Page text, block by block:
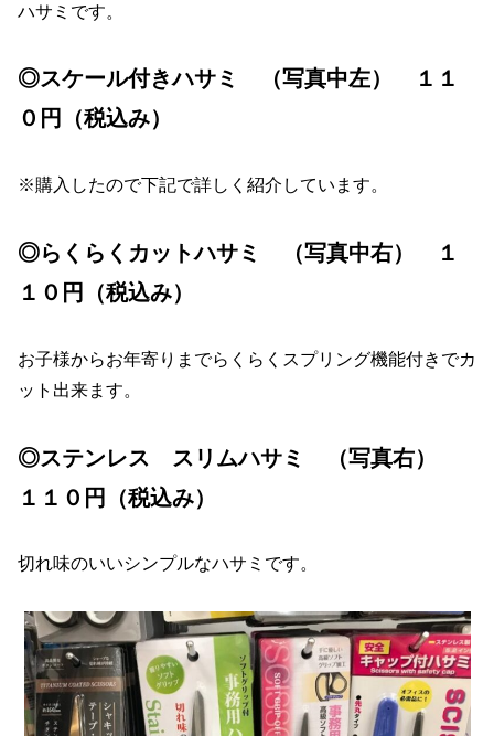
ハサミです。
◎スケール付きハサミ （写真中左） １１
０円（税込み）
※購入したので下記で詳しく紹介しています。
◎らくらくカットハサミ （写真中右） １
１０円（税込み）
お子様からお年寄りまでらくらくスプリング機能付きでカ
ット出来ます。
◎ステンレス スリムハサミ （写真右）
１１０円（税込み）
切れ味のいいシンプルなハサミです。